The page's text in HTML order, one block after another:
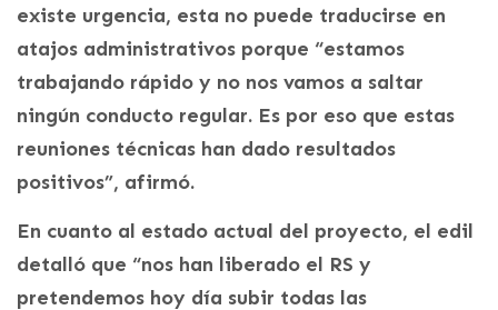
existe urgencia, esta no puede traducirse en
atajos administrativos porque “estamos
trabajando rápido y no nos vamos a saltar
ningún conducto regular. Es por eso que estas
reuniones técnicas han dado resultados
positivos”, afirmó.
En cuanto al estado actual del proyecto, el edil
detalló que “nos han liberado el RS y
pretendemos hoy día subir todas las